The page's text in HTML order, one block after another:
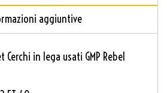
aggiuntive
Cerchi in lega usati GMP Rebel